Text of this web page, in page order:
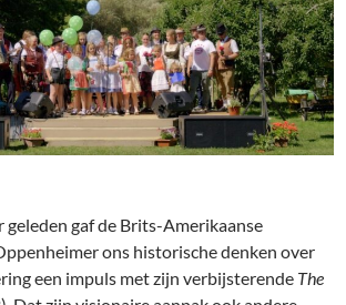
geleden gaf de Brits-Amerikaanse
ons historische denken over
een impuls met zijn verbijsterende The